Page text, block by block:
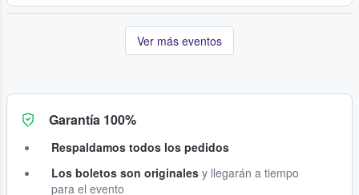
Ver más eventos
Garantía 100%
Respaldamos todos los pedidos
Los boletos son originales y llegarán a tiempo
para el evento